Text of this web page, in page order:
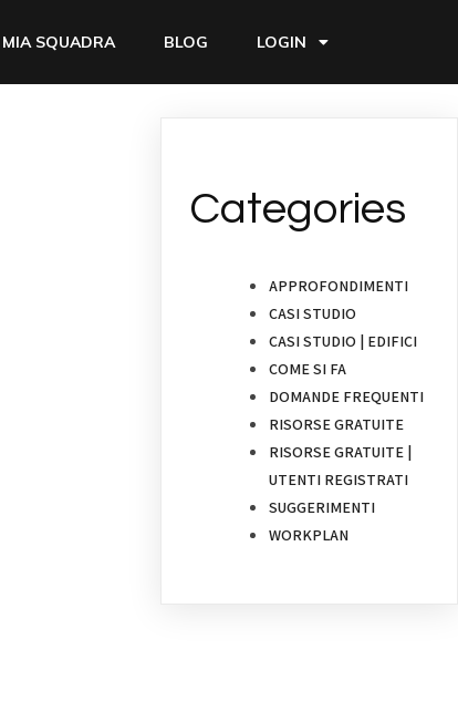
SQUADRA BLOG LOGIN
Categories
APPROFONDIMENTI
CASI STUDIO
CASI STUDIO | EDIFICI
COME SI FA
DOMANDE FREQUENTI
RISORSE GRATUITE
RISORSE GRATUITE |
UTENTI REGISTRATI
SUGGERIMENTI
WORKPLAN